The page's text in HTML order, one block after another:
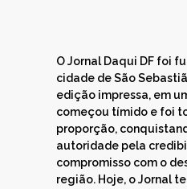
O Jornal Daqui DF foi
cidade de São
edição impressa, em
começou tímido e foi
proporção,
autoridade pela
compromisso com o
região. Hoje, o Jornal